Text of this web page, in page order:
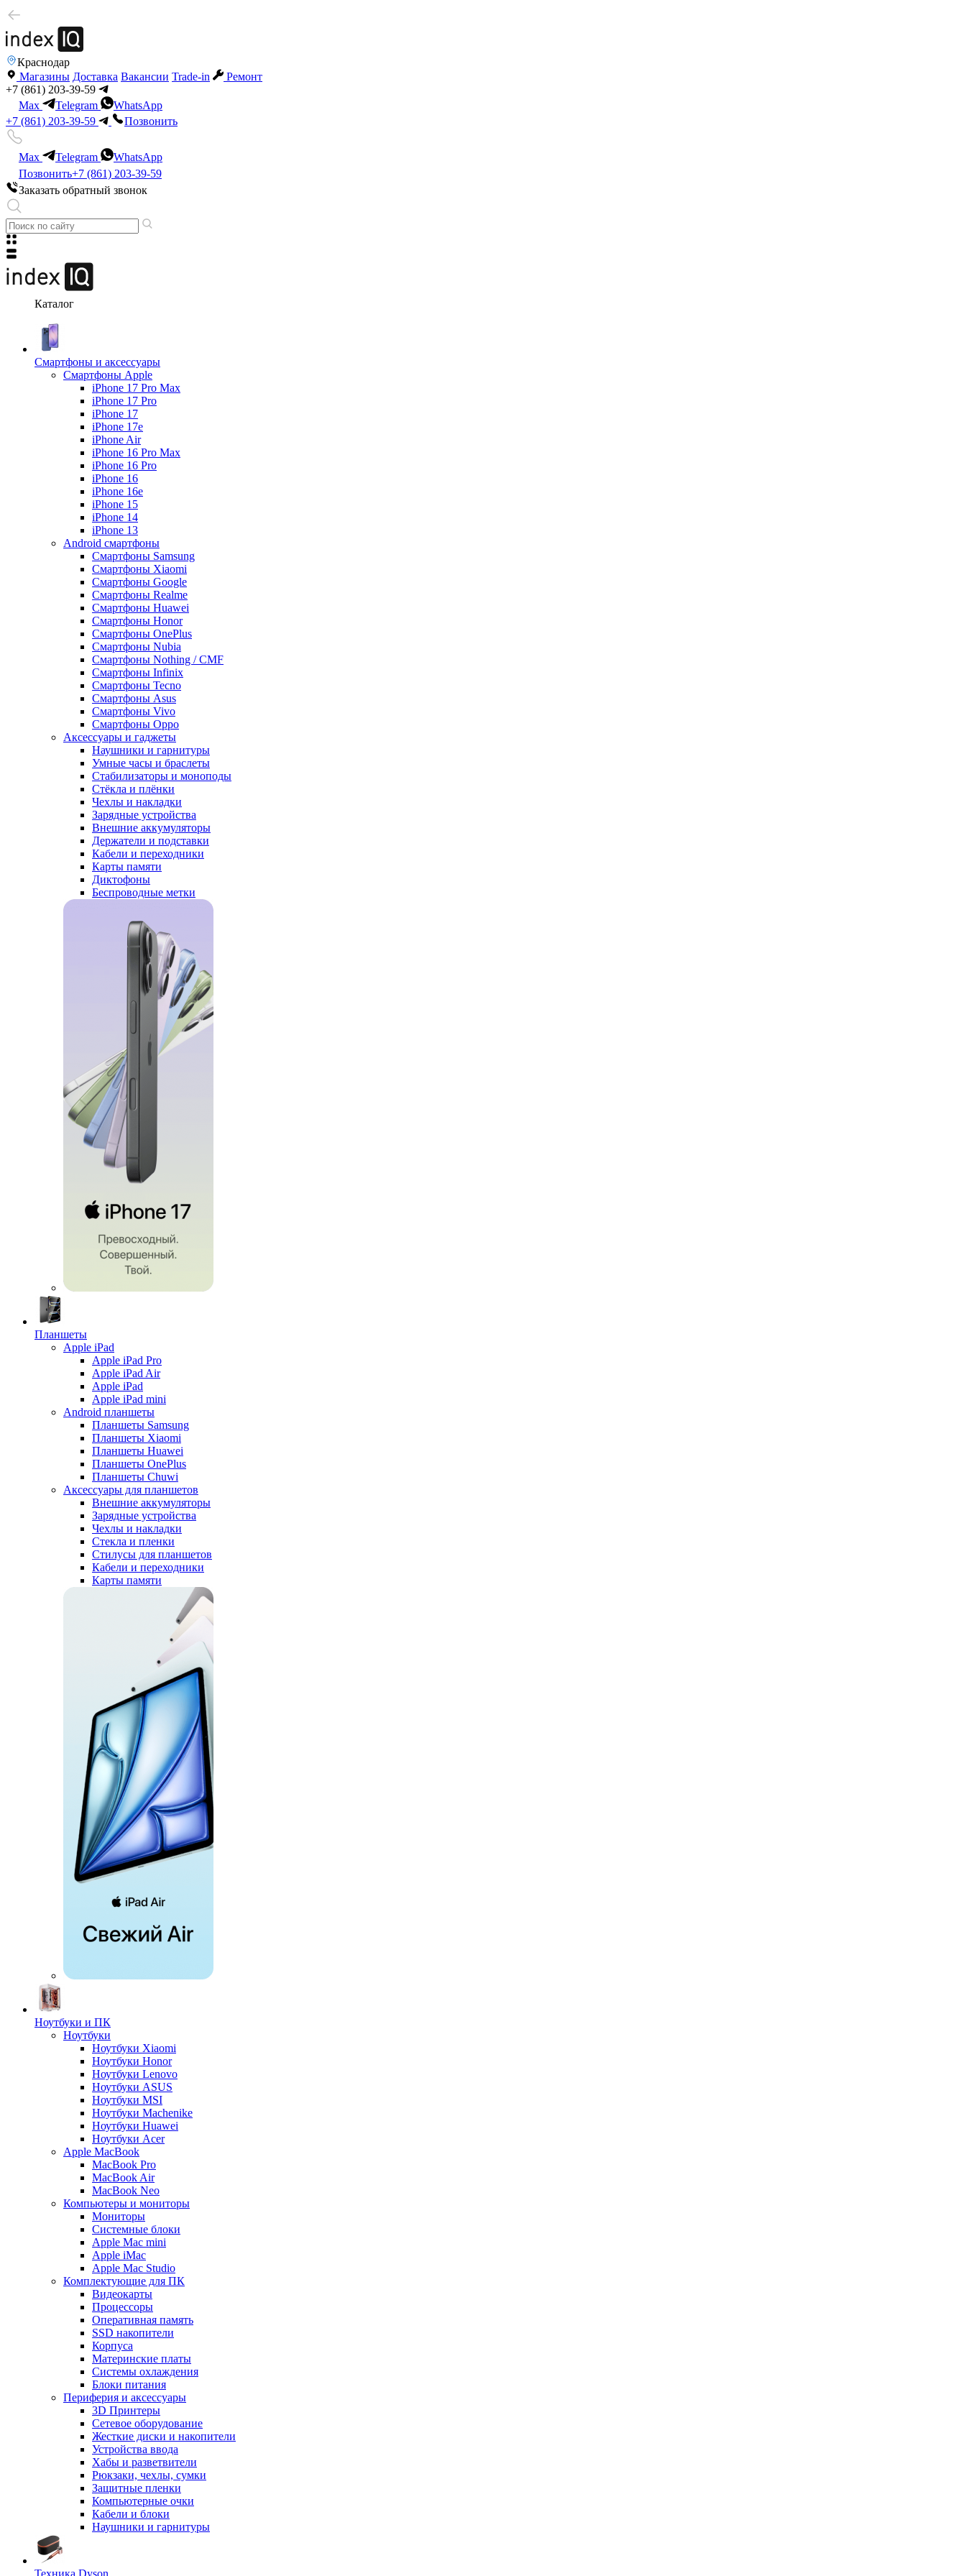
Краснодар
Магазины Доставка Вакансии Trade-in
Ремонт
+7 (861) 203-39-59
Max
Telegram
WhatsApp
+7 (861) 203-39-59
Позвонить
Max Telegram
WhatsApp
Позвонить+7 (861) 203-39-59
Заказать обратный звонок
Каталог
Смартфоны и аксессуары
Смартфоны Apple
iPhone 17 Pro Max
iPhone 17 Pro
iPhone 17
iPhone 17e
iPhone Air
iPhone 16 Pro Max
iPhone 16 Pro
iPhone 16
iPhone 16e
iPhone 15
iPhone 14
iPhone 13
Android cмартфоны
Смартфоны Samsung
Смартфоны Xiaomi
Смартфоны Google
Смартфоны Realme
Смартфоны Huawei
Смартфоны Honor
Смартфоны OnePlus
Смартфоны Nubia
Смартфоны Nothing / CMF
Смартфоны Infinix
Смартфоны Tecno
Смартфоны Asus
Смартфоны Vivo
Смартфоны Oppo
Аксессуары и гаджеты
Наушники и гарнитуры
Умные часы и браслеты
Стабилизаторы и моноподы
Стёкла и плёнки
Чехлы и накладки
Зарядные устройства
Внешние аккумуляторы
Держатели и подставки
Кабели и переходники
Карты памяти
Диктофоны
Беспроводные метки
Планшеты
Apple iPad
Apple iPad Pro
Apple iPad Air
Apple iPad
Apple iPad mini
Android планшеты
Планшеты Samsung
Планшеты Xiaomi
Планшеты Huawei
Планшеты OnePlus
Планшеты Chuwi
Аксессуары для планшетов
Внешние аккумуляторы
Зарядные устройства
Чехлы и накладки
Стекла и пленки
Стилусы для планшетов
Кабели и переходники
Карты памяти
Ноутбуки и ПК
Ноутбуки
Ноутбуки Xiaomi
Ноутбуки Honor
Ноутбуки Lenovo
Ноутбуки ASUS
Ноутбуки MSI
Ноутбуки Machenike
Ноутбуки Huawei
Ноутбуки Acer
Apple MacBook
MacBook Pro
MacBook Air
MacBook Neo
Компьютеры и мониторы
Мониторы
Системные блоки
Apple Mac mini
Apple iMac
Apple Mac Studio
Комплектующие для ПК
Видеокарты
Процессоры
Оперативная память
SSD накопители
Корпуса
Материнские платы
Системы охлаждения
Блоки питания
Периферия и аксессуары
3D Принтеры
Сетевое оборудование
Жесткие диски и накопители
Устройства ввода
Хабы и разветвители
Рюкзаки, чехлы, сумки
Защитные пленки
Компьютерные очки
Кабели и блоки
Наушники и гарнитуры
Техника Dyson